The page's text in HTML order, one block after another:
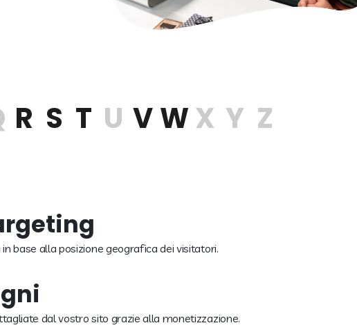
R S T U VWX Y Z
base alla posizione geografica dei visitatori.
dal vostro sito grazie alla monetizzazione.